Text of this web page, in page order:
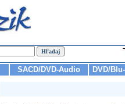
SACD/DVD-Audio DVD/